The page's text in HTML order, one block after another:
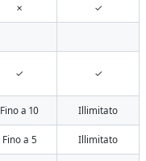
✗ ✓
✓ ✓
Fino a 10 Illimitato
Fino a 5 Illimitato